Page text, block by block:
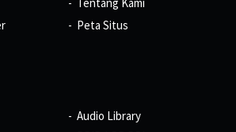
Peta Situs
Audio Library